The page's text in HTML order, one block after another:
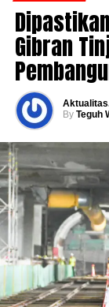
Gibran
By Teguh